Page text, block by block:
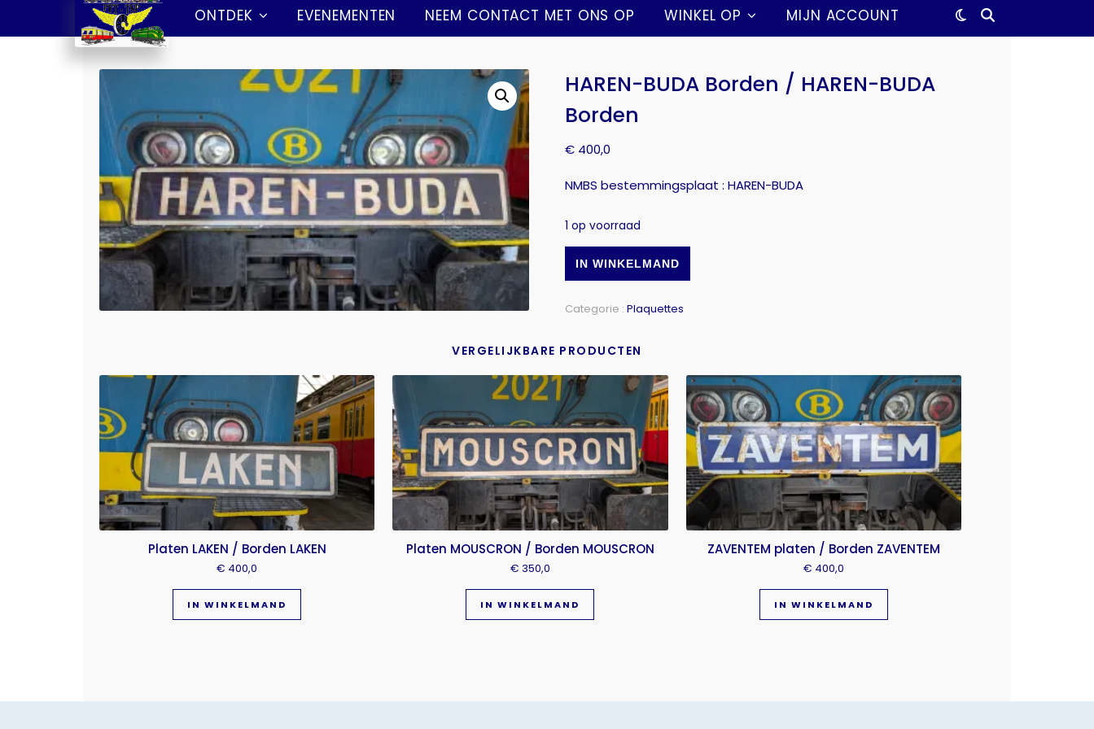
ONTDEK EVENEMENTEN NEEM CONTACT MET ONS OP WINKEL OP MIJN ACCOUNT
HAREN-BUDA Borden / HAREN-BUDA
Borden
€ 400,0
NMBS bestemmingsplaat : HAREN-BUDA
1 op voorraad
IN WINKELMAND
Categorie : Plaquettes
VERGELIJKBARE PRODUCTEN
Platen LAKEN / Borden LAKEN
€ 400,0
IN WINKELMAND
Platen MOUSCRON / Borden MOUSCRON
€ 350,0
IN WINKELMAND
ZAVENTEM platen / Borden ZAVENTEM
€ 400,0
IN WINKELMAND